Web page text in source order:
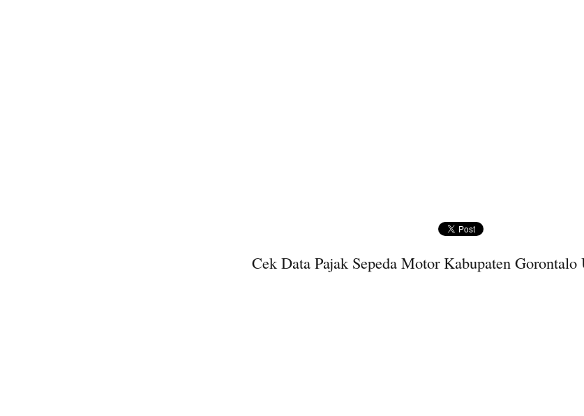
Cek Data Pajak Sepeda Motor Kabupaten